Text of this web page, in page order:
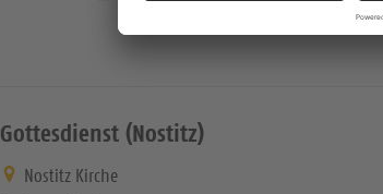
Gottesdienst (Nostitz)
Nostitz Kirche